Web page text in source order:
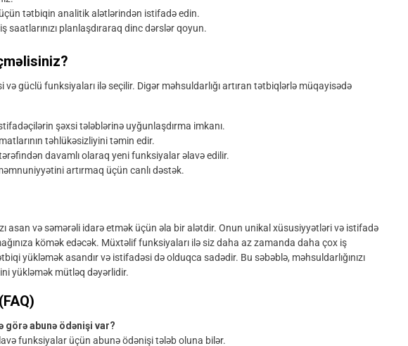
tətbiqin analitik alətlərindən istifadə edin.
saatlarınızı planlaşdıraraq dinc dərslər qoyun.
güclü funksiyaları ilə seçilir. Digər məhsuldarlığı artıran tətbiqlərlə müqayisədə
şəxsi tələblərinə uyğunlaşdırma imkanı.
təhlükəsizliyini təmin edir.
davamlı olaraq yeni funksiyalar əlavə edilir.
artırmaq üçün canlı dəstək.
asan və səmərəli idarə etmək üçün əla bir alətdir. Onun unikal xüsusiyyətləri və istifadə
kömək edəcək. Müxtəlif funksiyaları ilə siz daha az zamanda daha çox iş
yükləmək asandır və istifadəsi də olduqca sadədir. Bu səbəblə, məhsuldarlığınızı
yükləmək mütləq dəyərlidir.
görə abunə ödənişi var?
funksiyalar üçün abunə ödənişi tələb oluna bilər.